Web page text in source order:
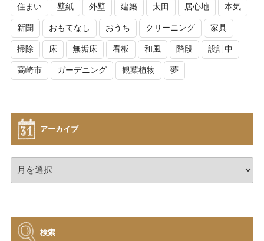
住まい 壁紙 外壁 建築 太田 居心地 本気
新聞 おもてなし おうち クリーニング 家具
掃除 床 無垢床 看板 和風 階段 設計中
高崎市 ガーデニング 観葉植物 夢
アーカイブ
ブ
検索